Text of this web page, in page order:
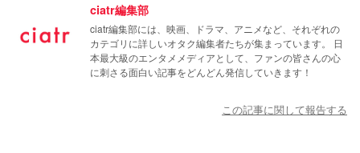
ciatr編集部
ciatr編集部には、映画、ドラマ、アニメなど、それぞれの
カテゴリに詳しいオタク編集者たちが集まっています。 日
本最大級のエンタメメディアとして、ファンの皆さんの心
に刺さる面白い記事をどんどん発信していきます！
この記事に関して報告する